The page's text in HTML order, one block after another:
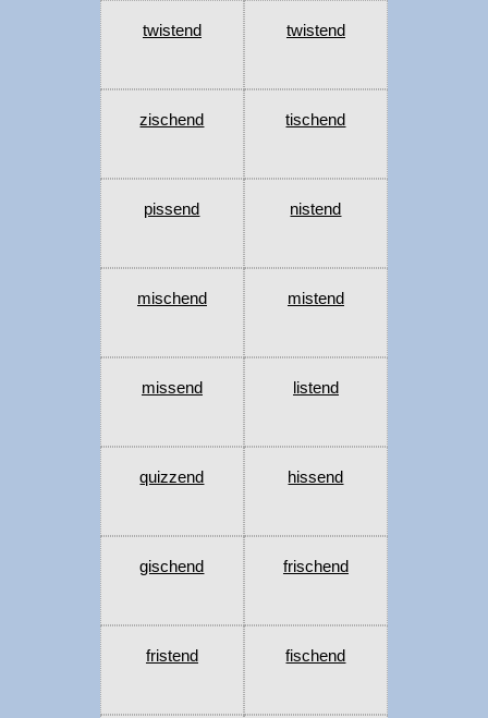
twistend twistend
zischend tischend
pissend nistend
mischend mistend
missend listend
quizzend hissend
gischend frischend
fristend fischend